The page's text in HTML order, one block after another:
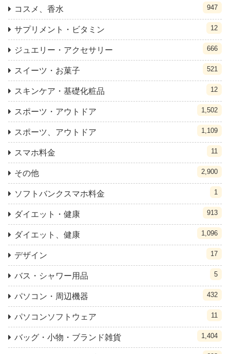
コスメ、香水 947
サプリメント・ビタミン 12
ジュエリー・アクセサリー 666
スイーツ・お菓子 521
スキンケア・基礎化粧品 12
スポーツ・アウトドア 1,502
スポーツ、アウトドア 1,109
スマホ料金 11
その他 2,900
ソフトバンクスマホ料金 1
ダイエット・健康 913
ダイエット、健康 1,096
デザイン 17
バス・シャワー用品 5
パソコン・周辺機器 432
パソコンソフトウェア 11
バッグ・小物・ブランド雑貨 1,404